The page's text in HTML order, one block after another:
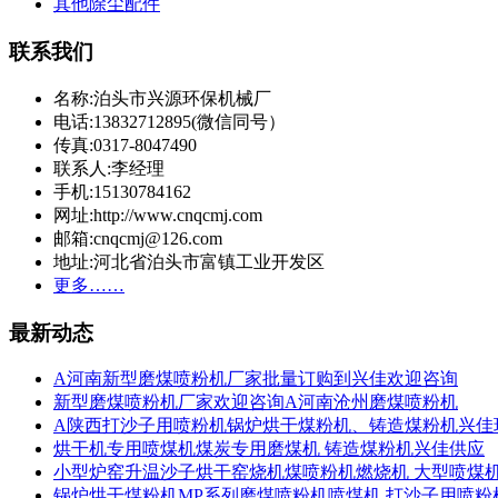
其他除尘配件
联系我们
名称:泊头市兴源环保机械厂
电话:13832712895(微信同号）
传真:0317-8047490
联系人:李经理
手机:15130784162
网址:http://www.cnqcmj.com
邮箱:cnqcmj@126.com
地址:河北省泊头市富镇工业开发区
更多……
最新动态
A河南新型磨煤喷粉机厂家批量订购到兴佳欢迎咨询
新型磨煤喷粉机厂家欢迎咨询A河南沧州磨煤喷粉机
A陕西打沙子用喷粉机锅炉烘干煤粉机、铸造煤粉机兴佳
烘干机专用喷煤机煤炭专用磨煤机 铸造煤粉机兴佳供应
小型炉窑升温沙子烘干窑烧机煤喷粉机燃烧机 大型喷煤